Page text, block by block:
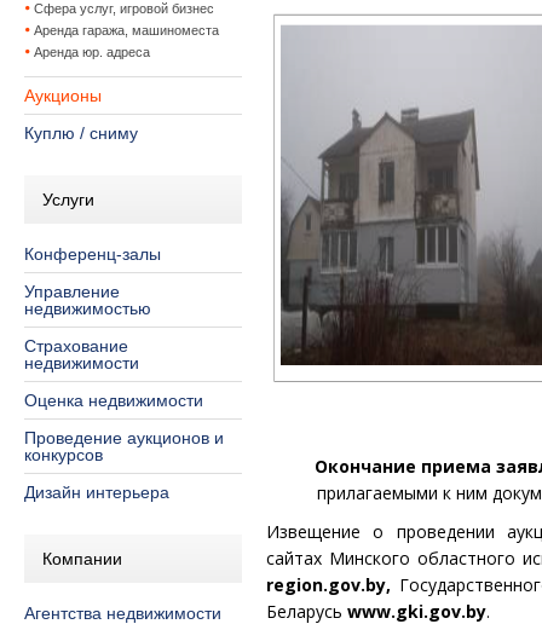
Сфера услуг, игровой бизнес
Аренда гаража, машиноместа
Аренда юр. адреса
Аукционы
Куплю / сниму
Услуги
Конференц-залы
Управление
недвижимостью
Страхование
недвижимости
Оценка недвижимости
Проведение аукционов и
конкурсов
Дизайн интерьера
Компании
Агентства недвижимости
Окончание приема
прилагаемыми к ним
Извещение о проведении
сайтах Минского областного
region.gov.by,
Беларусь www.gki.gov.by.